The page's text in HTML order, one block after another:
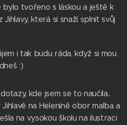
bylo tvořeno s láskou a ještě k
která si snaží splnit svůj
i tak budu ráda, když si mou
:)
kde jsem se to naučila..
na Heleníně obor malba a
na vysokou školu na ilustraci